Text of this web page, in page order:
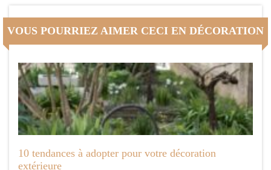
VOUS POURRIEZ AIMER CECI EN DÉCORATION
10 tendances à adopter pour votre décoration
extérieure